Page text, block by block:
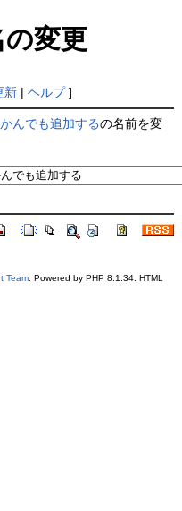
変更
新| ヘルプ]
んでも追加するの名前を変
Team. Powered by PHP 8.1.34. HTML